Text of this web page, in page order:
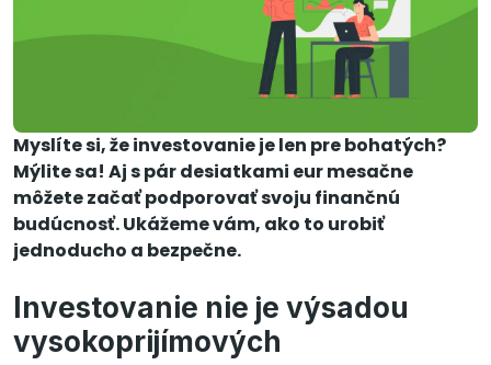
Myslíte si, že investovanie je len pre bohatých?
Mýlite sa! Aj s pár desiatkami eur mesačne
môžete začať podporovať svoju finančnú
budúcnosť. Ukážeme vám, ako to urobiť
jednoducho a bezpečne.
Investovanie nie je výsadou
vysokoprijímových